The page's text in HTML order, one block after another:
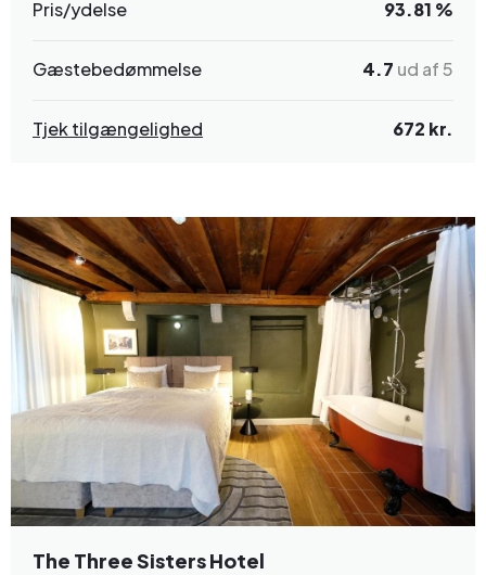
Pris/ydelse 93.81 %
Gæstebedømmelse 4.7 ud af 5
Tjek tilgængelighed 672 kr.
The Three Sisters Hotel